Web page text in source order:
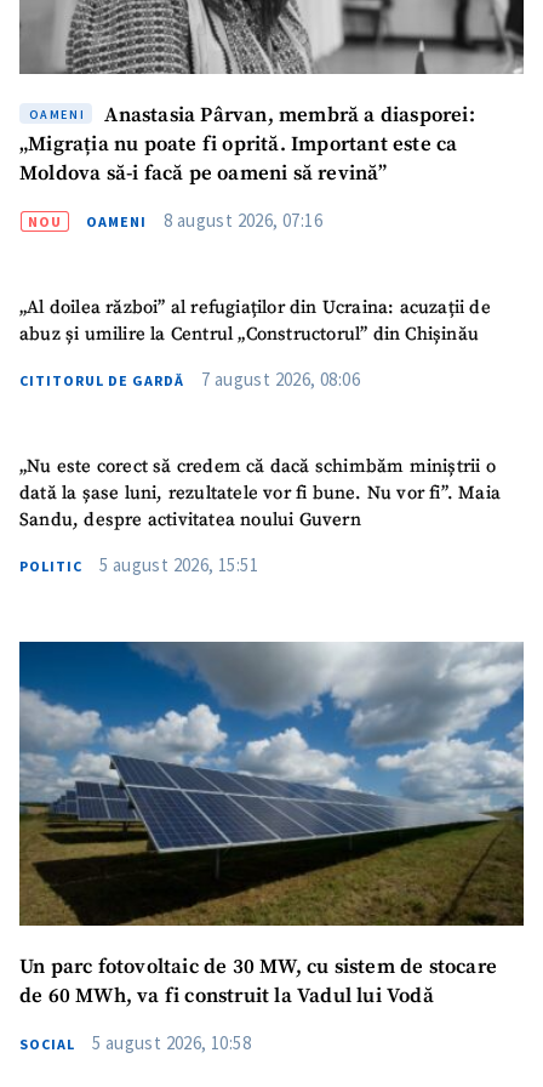
SUSȚINE
OAMENI
Anastasia Pârvan, membră a diasporei:
„Migrația nu poate fi oprită. Important este ca
Moldova să-i facă pe oameni să revină”
NOU OAMENI 8 august 2026, 07:16
„Al doilea război” al refugiaților din Ucraina: acuzații de
abuz și umilire la Centrul „Constructorul” din Chișinău
CITITORUL DE GARDĂ 7 august 2026, 08:06
„Nu este corect să credem că dacă schimbăm miniștrii o
dată la șase luni, rezultatele vor fi bune. Nu vor fi”. Maia
Sandu, despre activitatea noului Guvern
POLITIC 5 august 2026, 15:51
Un parc fotovoltaic de 30 MW, cu sistem de stocare
de 60 MWh, va fi construit la Vadul lui Vodă
SOCIAL 5 august 2026, 10:58